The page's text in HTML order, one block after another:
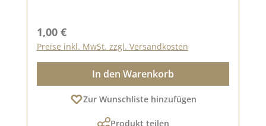
Regulärer Preis:
1,00 €
Preise inkl. MwSt. zzgl. Versandkosten
In den Warenkorb
Zur Wunschliste hinzufügen
Produkt teilen